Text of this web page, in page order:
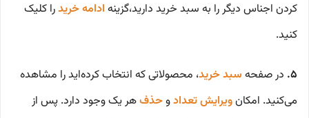
کردن اجناس دیگر را به سبد خرید دارید،گزینه ادامه خریدرا کلیک
کنید.
5. در صفحه سبد خرید، محصولاتی که انتخاب کرده‌اید را مشاهده
می‌کنید. امکانویرایش تعدادوحذفهر یک وجود دارد. پس از